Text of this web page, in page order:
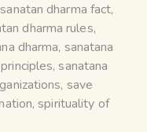
sanatan dharma fact,
dharma rules,
dharma, sanatana
, sanatana
, save
, spirituality of